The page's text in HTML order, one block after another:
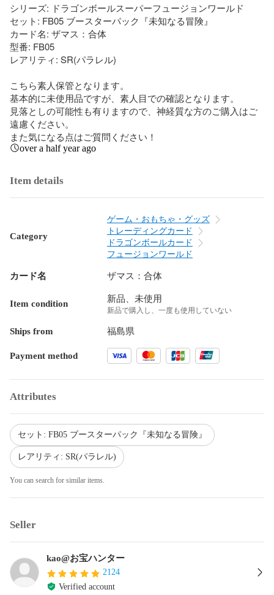
シリーズ: ドラゴンボールスーパーフュージョンワールド
セット: FB05 ブースターパック『未知なる冒険』
カード名: ザマス：合体
型番: FB05
レアリティ: SR(パラレル)
こちら素人保管となります。
基本的に未使用品ですが、素人目での確認となります。
見落としの可能性も有りますので、神経質な方のご購入はご
遠慮ください。
また気になる点はご質問ください！
over a half year ago
Item details
Category
ゲーム・おもちゃ・グッズ
トレーディングカード
ドラゴンボールカード
フュージョンワールド
カード名 ザマス：合体
Item condition 新品、未使用
新品で購入し、一度も使用していない
Ships from 福島県
Payment method
Attributes
セット: FB05 ブースターパック『未知なる冒険』
レアリティ: SR(パラレル)
You can search for similar items.
Seller
kao@お宝ハンター
2124
Verified account